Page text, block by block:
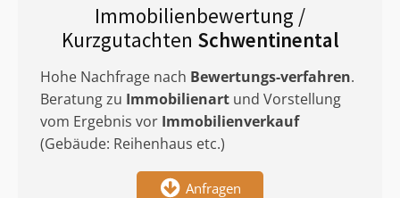
Immobilienbewertung /
Kurzgutachten Schwentinental
Hohe Nachfrage nach Bewertungs-verfahren.
Beratung zu Immobilienart und Vorstellung
vom Ergebnis vor Immobilienverkauf
(Gebäude: Reihenhaus etc.)
Anfragen